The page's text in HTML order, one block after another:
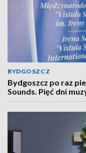
BYDGOSZCZ
Bydgoszcz po raz
Sounds. Pięć dni